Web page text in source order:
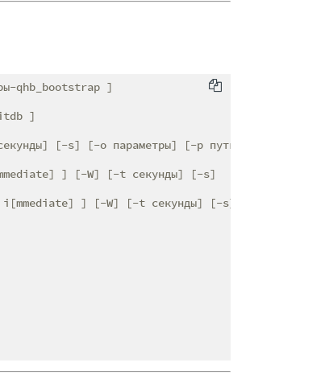
qhb_bootstrap ]
]
[-s] [-o параметры] [-p путь] [-c]
] [-W] [-t секунды] [-s]
] [-W] [-t секунды] [-s] [-o